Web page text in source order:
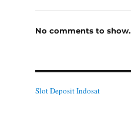
No comments to show.
Slot Deposit Indosat